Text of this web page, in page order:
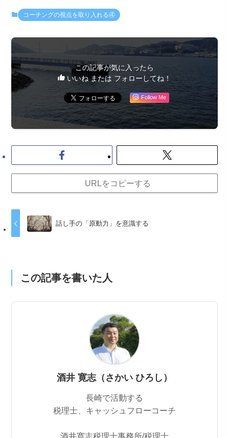
コーチングの視点を取り入れる④
この記事が気に入ったら
いいね または フォローしてね！
Follow Me
URLをコピーする
話し手の「原動力」を意識する
この記事を書いた人
酒井 寛志（さかい ひろし）
長崎で活動する
税理士、キャッシュフローコーチ
酒井寛志税理士事務所/税理士